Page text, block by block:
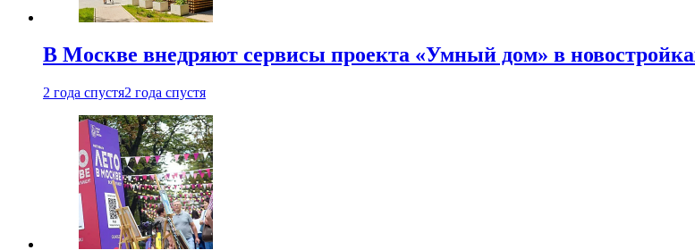
В Москве внедряют сервисы проекта «Умный дом» в
2 года спустя2 года спустя